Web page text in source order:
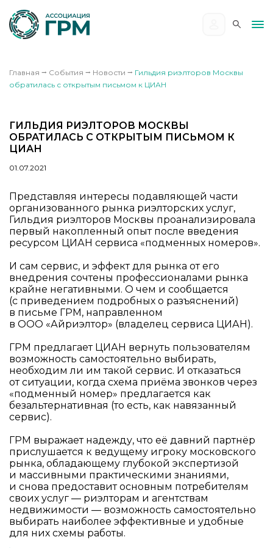
Главная ⭢ События ⭢ Новости ⭢ Гильдия риэлторов Москвы
обратилась с открытым письмом к ЦИАН
ГИЛЬДИЯ РИЭЛТОРОВ МОСКВЫ
ОБРАТИЛАСЬ С ОТКРЫТЫМ ПИСЬМОМ К
ЦИАН
01.07.2021
Представляя интересы подавляющей части
организованного рынка риэлторских услуг,
Гильдия риэлторов Москвы проанализировала
первый накопленный опыт после введения
ресурсом ЦИАН сервиса «подменных номеров».
И сам сервис, и эффект для рынка от его
внедрения сочтены профессионалами рынка
крайне негативными. О чем и сообщается
(с приведением подробных о разъяснений)
в письме ГРМ, направленном
в ООО «Айриэлтор» (владелец сервиса ЦИАН).
ГРМ предлагает ЦИАН вернуть пользователям
возможность самостоятельно выбирать,
необходим ли им такой сервис. И отказаться
от ситуации, когда схема приёма звонков через
«подменный номер» предлагается как
безальтернативная (то есть, как навязанный
сервис).
ГРМ выражает надежду, что её давний партнёр
прислушается к ведущему игроку московского
рынка, обладающему глубокой экспертизой
и массивными практическими знаниями,
и снова предоставит основным потребителям
своих услуг — риэлторам и агентствам
недвижимости — возможность самостоятельно
выбирать наиболее эффективные и удобные
для них схемы работы.